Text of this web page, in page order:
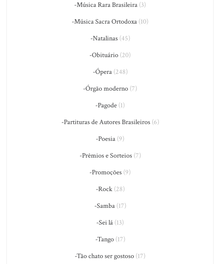
-Música Rara Brasileira (3)
-Música Sacra Ortodoxa (10)
-Natalinas(45)
-Obituário (20)
-Ópera(248)
-Órgão moderno (7)
-Pagode (1)
-Partituras de Autores Brasileiros(6)
-Poesia (9)
-Prêmios e Sorteios(7)
-Promoções (9)
-Rock(28)
-Samba(17)
-Sei lá (13)
-Tango(17)
-Tão chato ser gostoso (17)